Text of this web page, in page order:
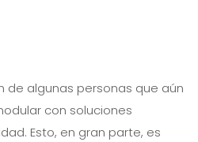
de algunas personas que aún
con soluciones
Esto, en gran parte, es